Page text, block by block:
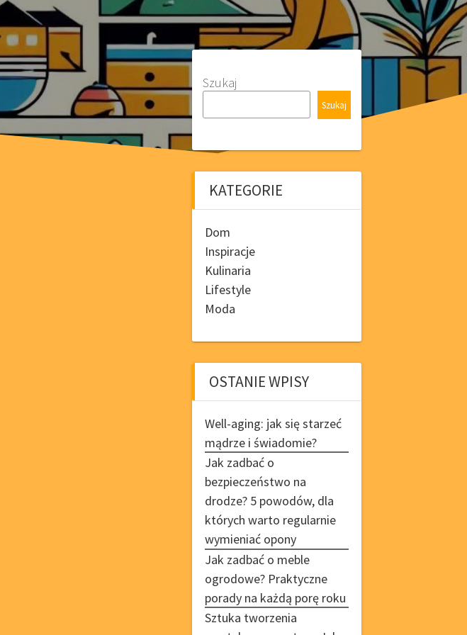
Szukaj
Szukaj
KATEGORIE
Dom
Inspiracje
Kulinaria
Lifestyle
Moda
OSTANIE WPISY
Well-aging: jak się starzeć
mądrze i świadomie?
Jak zadbać o
bezpieczeństwo na
drodze? 5 powodów, dla
których warto regularnie
wymieniać opony
Jak zadbać o meble
ogrodowe? Praktyczne
porady na każdą porę roku
Sztuka tworzenia